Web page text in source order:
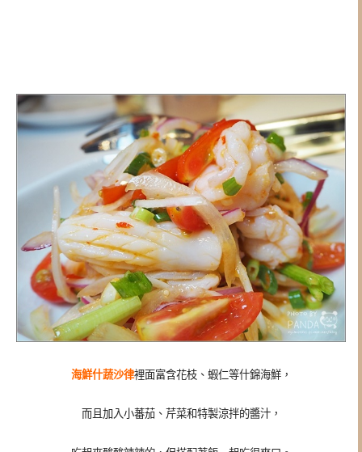
海鮮什蔬沙律裡面富含花枝、蝦仁等什錦海鮮，
而且加入小蕃茄、芹菜和特製涼拌的醬汁，